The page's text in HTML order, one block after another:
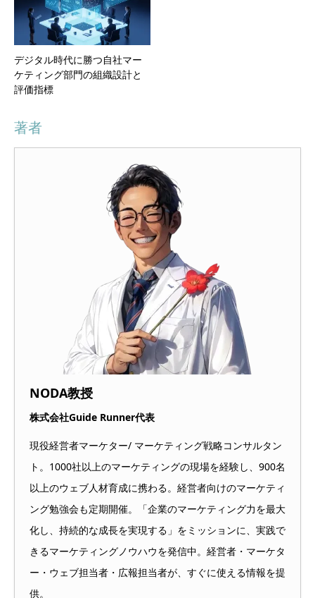
デジタル時代に勝つ自社マー
ケティング部門の組織設計と
評価指標
著者
NODA教授
株式会社Guide Runner代表
現役経営者マーケター/ マーケティング戦略コンサルタン
ト。1000社以上のマーケティングの現場を経験し、900名
以上のウェブ人材育成に携わる。経営者向けのマーケティ
ング勉強会も定期開催。「企業のマーケティング力を最大
化し、持続的な成長を実現する」をミッションに、実践で
きるマーケティングノウハウを発信中。経営者・マーケタ
ー・ウェブ担当者・広報担当者が、すぐに使える情報を提
供。